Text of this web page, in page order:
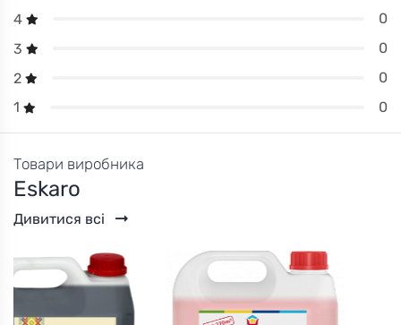
4
0
3
0
2
0
1
0
Товари виробника
Eskaro
Дивитися всі